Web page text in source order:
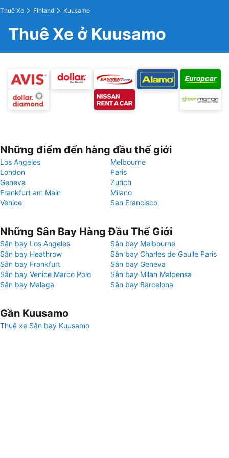
Thuê Xe Finland Kuusamo
Thuê Xe ở Kuusamo
Những điểm đến hàng đầu thế giới
Los Angeles
Melbourne
London
Paris
Geneva
Zurich
Frankfurt am Main
Milano
Venice
San Francisco
Những Sân Bay Hàng Đầu Thế Giới
Sân bay Los Angeles
Sân bay Melbourne
Sân bay Heathrow
Sân bay Charles de Gaulle Paris
Sân bay Frankfurt
Sân bay Geneva
Sân bay Venice Marco Polo
Sân bay Milan Malpensa
Sân bay Malaga
Sân bay Barcelona
Gần Kuusamo
Thuê xe Sân bay Kuusamo